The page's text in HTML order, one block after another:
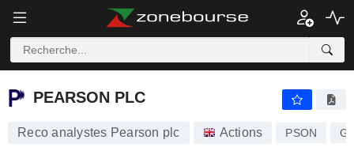
PEARSON PLC
PEARSON PLC
Reco analystes Pearson plc Actions PSON